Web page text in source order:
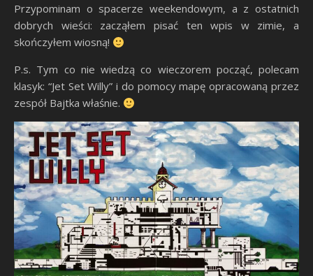
Przypominam o spacerze weekendowym, a z ostatnich
dobrych wieści: zacząłem pisać ten wpis w zimie, a
skończyłem wiosną!
P.s. Tym co nie wiedzą co wieczorem począć, polecam
klasyk: “Jet Set Willy” i do pomocy mapę opracowaną przez
zespół Bajtka właśnie.